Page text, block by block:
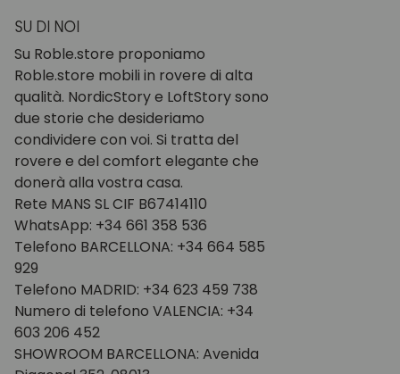
SU DI NOI
Su Roble.store proponiamo
Roble.store mobili in rovere di alta
qualità. NordicStory e LoftStory sono
due storie che desideriamo
condividere con voi. Si tratta del
rovere e del comfort elegante che
donerà alla vostra casa.
Rete MANS SL CIF B67414110
WhatsApp: +34 661 358 536
Telefono BARCELLONA: +34 664 585
929
Telefono MADRID: +34 623 459 738
Numero di telefono VALENCIA: +34
603 206 452
SHOWROOM BARCELLONA: Avenida